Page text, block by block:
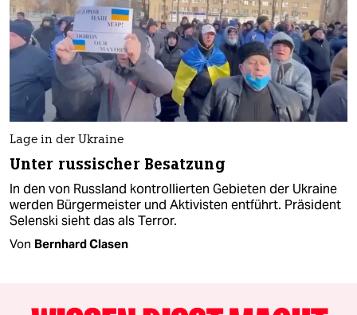
Lage in der Ukraine
Unter russischer Besatzung
In den von Russland kontrollierten Gebieten der Ukraine
werden Bürgermeister und Aktivisten entführt. Präsident
Selenski sieht das als Terror.
Von Bernhard Clasen